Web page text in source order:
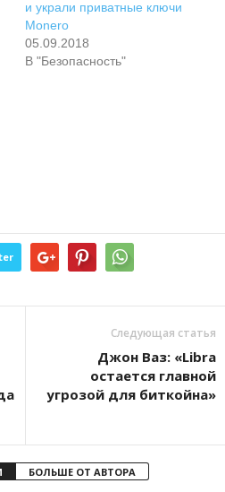
и украли приватные ключи
Monero
05.09.2018
В "Безопасность"
Следующая статья
Джон Ваз: «Libra
остается главной
угрозой для биткойна»
БОЛЬШЕ ОТ АВТОРА